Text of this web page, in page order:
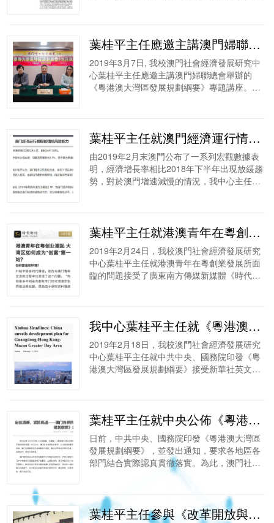
葉桂平主任應邀主講澳門婦聯總會舉辦的《粵港澳大灣區發展規劃綱要》專題講座
​2019年3月7日, 我校澳門社會經濟發展研究中
心葉桂平主任應邀主講澳門婦聯總會舉辦的
《粵港澳大灣區發展規劃綱要》專題講座。葉
葉桂平主任就澳門經濟運行情況接受《新華社》採訪
由2019年2月末澳門公布了一系列宏觀數據表
明，經濟增長率相比2018年下半年出現放緩趨
勢，對於澳門增速減慢的情況，我中心主任葉
葉桂平主任就港澳青年在粵創業發展問題接受《時代財經》訪問
2019年2月24日，我校澳門社會經濟發展研究
中心葉桂平主任就港澳青年在粵創業發展所面
臨的問題接受了廣東南方傳媒新媒體《時代財
我中心葉桂平主任就《粵港澳大灣區發展規劃綱要》接受新華社英文網採訪
2019年2月18日，我校澳門社會經濟發展研究
中心葉桂平主任就中共中央、國務院印發《粵
港澳大灣區發展規劃綱要》接受新華社英文網
葉桂平主任就中央公佈《粵港澳大灣區發展規劃綱要》接受新華社訪問
​日前，中共中央、國務院印發《粵港澳大灣區
發展規劃綱要》，並發出通知，要求各地區各
部門結合實際認真貫徹落實。為此，澳門社會
經濟發展研究中心葉桂平主任就此接受新華社
葉桂平主任參與《改革開放與澳門發展》書籍撰寫